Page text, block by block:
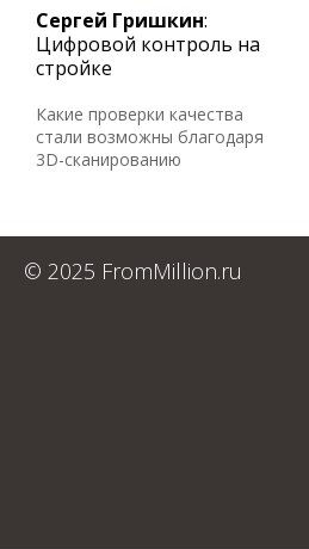
Сергей Гришкин:
Цифровой контроль на
стройке
Какие проверки качества
стали возможны благодаря
3D-сканированию
© 2025 FromMillion.ru